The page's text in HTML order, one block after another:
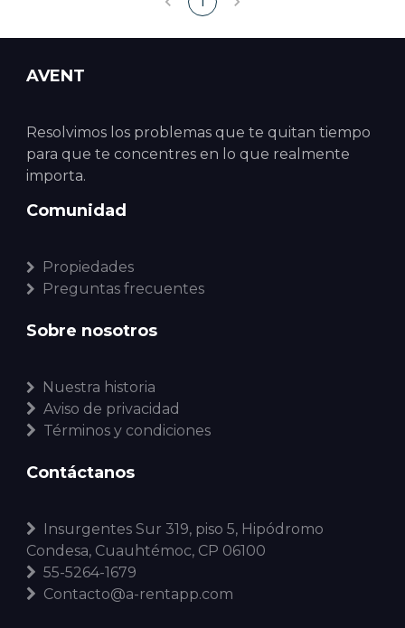
AVENT
Resolvimos los problemas que te quitan tiempo
para que te concentres en lo que realmente
importa.
Comunidad
Propiedades
Preguntas frecuentes
Sobre nosotros
Nuestra historia
Aviso de privacidad
Términos y condiciones
Contáctanos
Insurgentes Sur 319, piso 5, Hipódromo
Condesa, Cuauhtémoc, CP 06100
55-5264-1679
Contacto@a-rentapp.com